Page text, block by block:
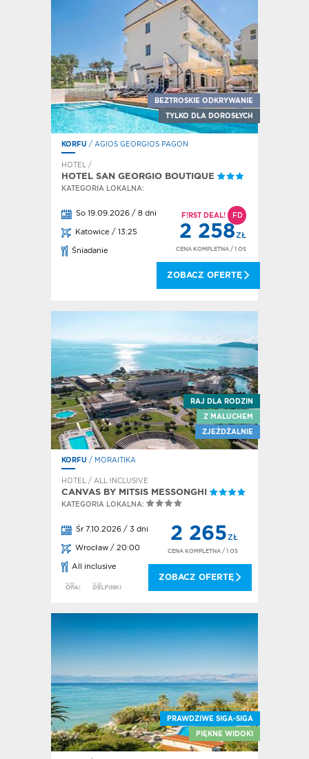
BEZTROSKIE ODKRYWANIE
TYLKO DLA DOROSŁYCH
KORFU / AGIOS GEORGIOS PAGON
HOTEL /
HOTEL SAN GEORGIO BOUTIQUE
KATEGORIA LOKALNA:
So 19.09.2026 / 8 dni
Katowice / 13:25
Śniadanie
F!RST DEAL! FD
2 258ZŁ
CENA KOMPLETNA / 1 OS
ZOBACZ OFERTĘ
RAJ DLA RODZIN
Z MALUCHEM
ZJEŻDŻALNIE
KORFU / MORAITIKA
HOTEL / ALL INCLUSIVE
CANVAS BY MITSIS MESSONGHI
KATEGORIA LOKALNA:
Śr 7.10.2026 / 3 dni
Wrocław / 20:00
All inclusive
2 265ZŁ
CENA KOMPLETNA / 1 OS
ZOBACZ OFERTĘ
PRAWDZIWE SIGA-SIGA
PIĘKNE WIDOKI